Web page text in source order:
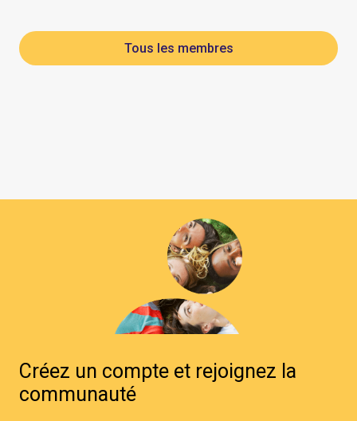
Tous les membres
Créez un compte et rejoignez la
communauté